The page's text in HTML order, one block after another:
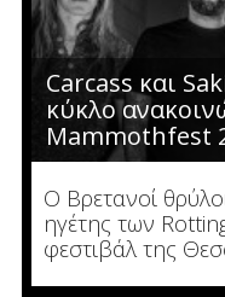
Carcass και
κύκλο
Mammothfest
Ο Βρετανοί
ηγέτης των
φεστιβάλ της